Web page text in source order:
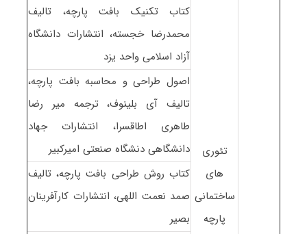
تئوری
های
ساختمانی
پارچه
کتاب تکنیک بافت پارچه، تالیف
محمدرضا خجسته، انتشارات دانشگاه
آزاد اسلامی واحد یزد
اصول طراحی و محاسبه بافت پارچه،
تالیف آی بلینوف، ترجمه میر رضا
طاهری اطاقسرا، انتشارات جهاد
دانشگاهی دنشگاه صنعتی امیرکبیر
کتاب روش طراحی بافت پارچه، تالیف
صمد نعمت اللهی، انتشارات کارآفرینان
بصیر